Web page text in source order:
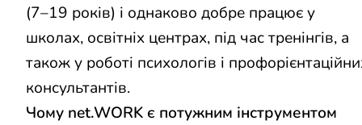
(7–19 років) і однаково добре працює у
школах, освітніх центрах, під час тренінгів, а
також у роботі психологів і
консультантів.
Чому net.WORK є потужним інструментом